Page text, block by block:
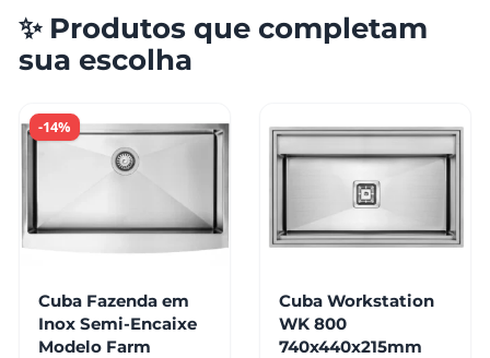
✨ Produtos que completam
sua escolha
-14%
Cuba Fazenda em
Inox Semi-Encaixe
Modelo Farm
Cuba Workstation
WK 800
740x440x215mm
produto
tem
variantes.
As
podem